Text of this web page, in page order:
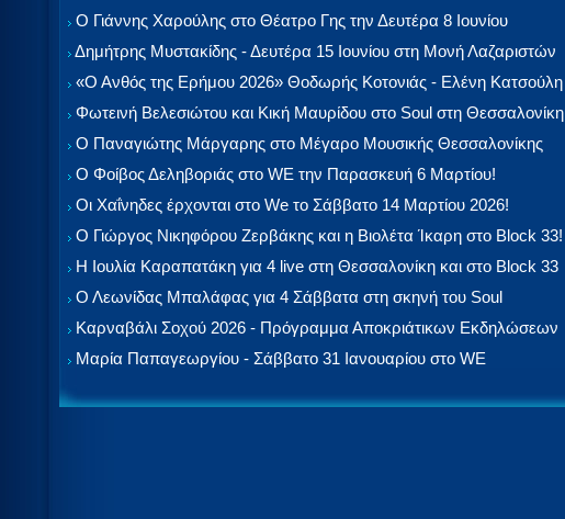
Ο Γιάννης Χαρούλης στο Θέατρο Γης την Δευτέρα 8 Ιουνίου
Δημήτρης Μυστακίδης - Δευτέρα 15 Ιουνίου στη Μονή Λαζαριστών
«Ο Ανθός της Ερήμου 2026» Θοδωρής Κοτονιάς - Ελένη Κατσούλη
Φωτεινή Βελεσιώτου και Κική Μαυρίδου στο Soul στη Θεσσαλονίκη
Ο Παναγιώτης Μάργαρης στο Μέγαρο Μουσικής Θεσσαλονίκης
Ο Φοίβος Δεληβοριάς στο WE την Παρασκευή 6 Μαρτίου!
Οι Χαΐνηδες έρχονται στο We το Σάββατο 14 Μαρτίου 2026!
Ο Γιώργος Νικηφόρου Ζερβάκης και η Βιολέτα Ίκαρη στο Block 33!
Η Ιουλία Καραπατάκη για 4 live στη Θεσσαλονίκη και στο Block 33
Ο Λεωνίδας Μπαλάφας για 4 Σάββατα στη σκηνή του Soul
Καρναβάλι Σοχού 2026 - Πρόγραμμα Αποκριάτικων Εκδηλώσεων
Μαρία Παπαγεωργίου - Σάββατο 31 Ιανουαρίου στο WE